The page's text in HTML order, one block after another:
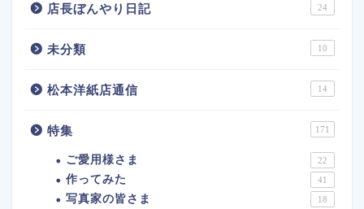
店長ぼんやり日記 24
未分類 10
松本洋紙店通信 14
特集 171
ご愛用様さま 22
作ってみた 41
写真家の皆さま 18